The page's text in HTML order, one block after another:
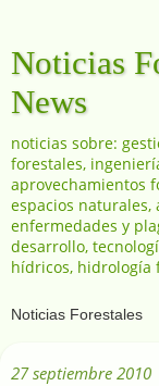
Noticias
News
noticias sobre:
forestales,
aprovechamientos
espacios naturales,
enfermedades y
desarrollo,
hídricos, hidrología
27 septiembre 2010